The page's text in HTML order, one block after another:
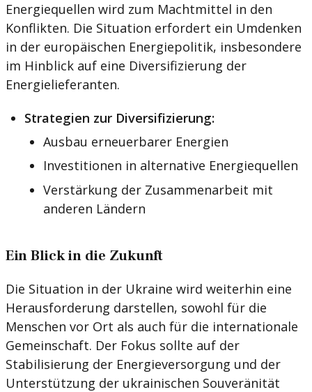
Energiequellen wird zum Machtmittel in den
Konflikten. Die Situation erfordert ein Umdenken
in der europäischen Energiepolitik, insbesondere
im Hinblick auf eine Diversifizierung der
Energielieferanten.
Strategien zur Diversifizierung:
Ausbau erneuerbarer Energien
Investitionen in alternative Energiequellen
Verstärkung der Zusammenarbeit mit
anderen Ländern
Ein Blick in die Zukunft
Die Situation in der Ukraine wird weiterhin eine
Herausforderung darstellen, sowohl für die
Menschen vor Ort als auch für die internationale
Gemeinschaft. Der Fokus sollte auf der
Stabilisierung der Energieversorgung und der
Unterstützung der ukrainischen Souveränität